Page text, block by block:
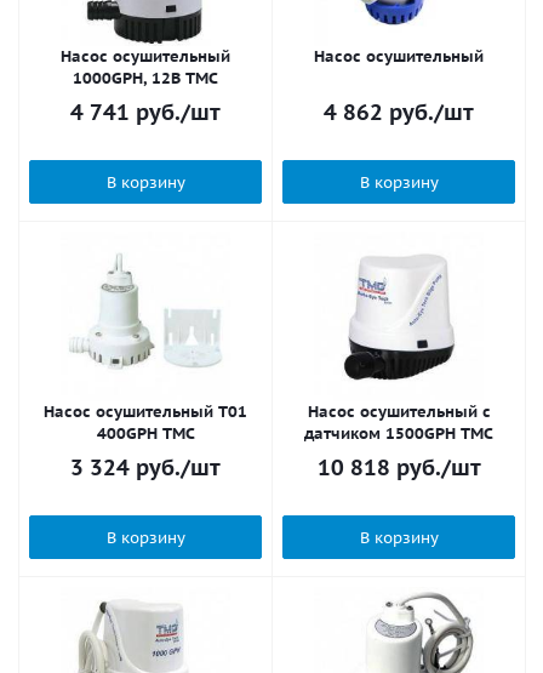
Насос осушительный
1000GPH, 12В TMC
4 741 руб./шт
В корзину
Насос осушительный
4 862 руб./шт
В корзину
Насос осушительный Т01
400GPH TMC
3 324 руб./шт
В корзину
Насос осушительный с
датчиком 1500GPH TMC
10 818 руб./шт
В корзину